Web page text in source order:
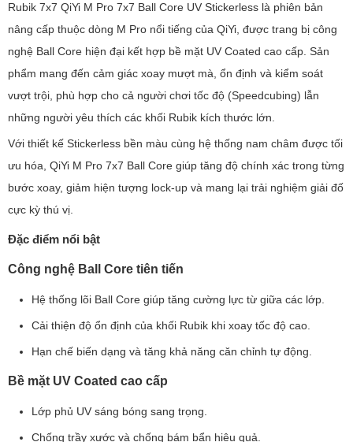
Rubik 7x7 QiYi M Pro 7x7 Ball Core UV Stickerless là phiên bản
nâng cấp thuộc dòng M Pro nổi tiếng của QiYi, được trang bị công
nghệ Ball Core hiện đại kết hợp bề mặt UV Coated cao cấp. Sản
phẩm mang đến cảm giác xoay mượt mà, ổn định và kiểm soát
vượt trội, phù hợp cho cả người chơi tốc độ (Speedcubing) lẫn
những người yêu thích các khối Rubik kích thước lớn.
Với thiết kế Stickerless bền màu cùng hệ thống nam châm được tối
ưu hóa, QiYi M Pro 7x7 Ball Core giúp tăng độ chính xác trong từng
bước xoay, giảm hiện tượng lock-up và mang lại trải nghiệm giải đố
cực kỳ thú vị.
Đặc điểm nổi bật
Công nghệ Ball Core tiên tiến
Hệ thống lõi Ball Core giúp tăng cường lực từ giữa các lớp.
Cải thiện độ ổn định của khối Rubik khi xoay tốc độ cao.
Hạn chế biến dạng và tăng khả năng căn chỉnh tự động.
Bề mặt UV Coated cao cấp
Lớp phủ UV sáng bóng sang trọng.
Chống trầy xước và chống bám bẩn hiệu quả.